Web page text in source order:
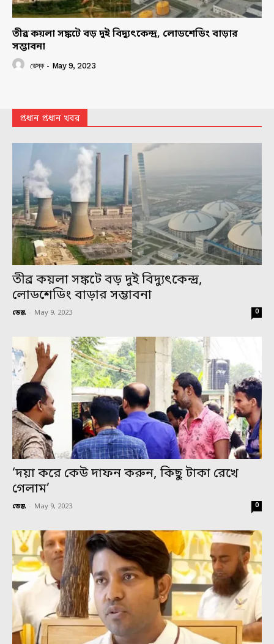
তীব্র কয়লা সঙ্কটে বড় দুই বিদ্যুৎকেন্দ্র, লোডশেডিং বাড়ার
সম্ভাবনা
ডেস্ক - May 9, 2023
প্রধান প্রধান খবর
তীব্র কয়লা সঙ্কটে বড় দুই বিদ্যুৎকেন্দ্র,
লোডশেডিং বাড়ার সম্ভাবনা
ডেস্ক - May 9, 2023 0
‘দয়া করে কেউ দাফন করুন, কিছু টাকা রেখে
গেলাম’
ডেস্ক - May 9, 2023 0